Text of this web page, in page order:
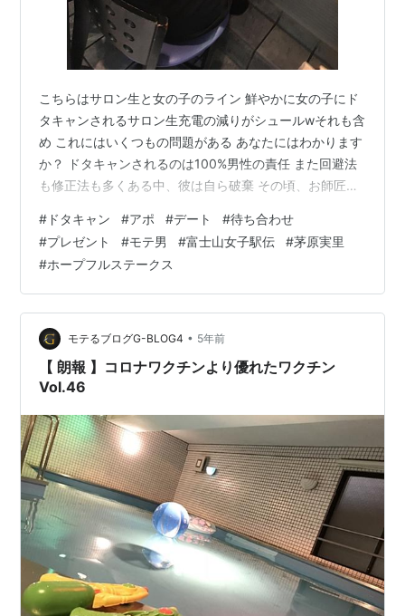
こちらはサロン生と女の子のライン 鮮やかに女の子にド
タキャンされるサロン生充電の減りがシュールwそれも含
め これにはいくつもの問題がある あなたにはわかります
か？ ドタキャンされるのは100%男性の責任 また回避法
も修正法も多くある中、彼は自ら破棄 その頃、お師匠様
先日のモテラシーを参照アポを大成功させるには？モテ
男のアポ&デート公開 大感謝祭開催中♪ note.com
# ドタキャン #アポ #デート #待ち合わせ
#プレゼント #モテ男 #富士山女子駅伝 #茅原実里
#ホープフルステークス
モテるブログG-BLOG4 • 5年前
【 朗報 】コロナワクチンより優れたワクチン
Vol.46